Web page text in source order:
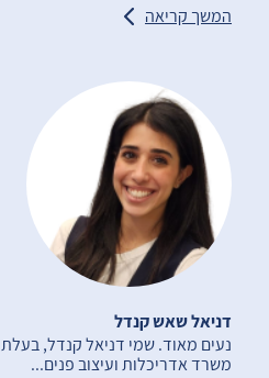
המשך קריאה
דניאל שאש קנדל
נעים מאוד. שמי דניאל קנדל, בעלת
משרד אדריכלות ועיצוב פנים...